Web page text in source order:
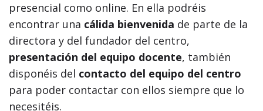
presencial como online. En ella podréis
encontrar una cálida bienvenida de parte de la
directora y del fundador del centro,
presentación del equipo docente, también
disponéis del contacto del equipo del centro
para poder contactar con ellos siempre que lo
necesitéis.